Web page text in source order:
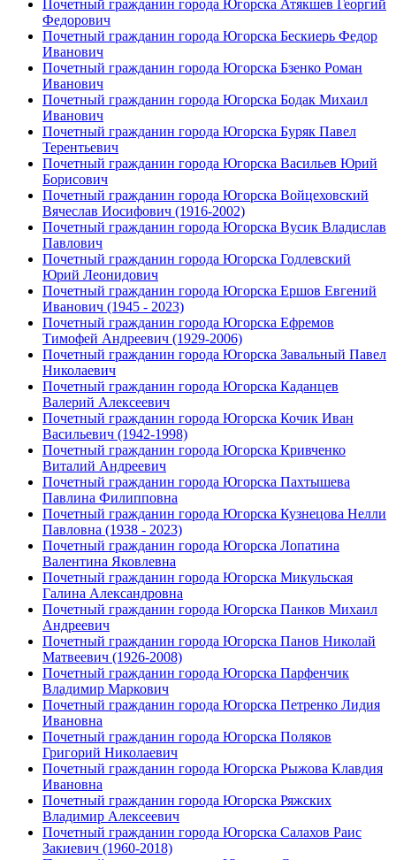
Почетный гражданин города Югорска Атякшев Георгий
Федорович
Почетный гражданин города Югорска Бескиерь Федор
Иванович
Почетный гражданин города Югорска Бзенко Роман
Иванович
Почетный гражданин города Югорска Бодак Михаил
Иванович
Почетный гражданин города Югорска Буряк Павел
Терентьевич
Почетный гражданин города Югорска Васильев Юрий
Борисович
Почетный гражданин города Югорска Войцеховский
Вячеслав Иосифович (1916-2002)
Почетный гражданин города Югорска Вусик Владислав
Павлович
Почетный гражданин города Югорска Годлевский
Юрий Леонидович
Почетный гражданин города Югорска Ершов Евгений
Иванович (1945 - 2023)
Почетный гражданин города Югорска Ефремов
Тимофей Андреевич (1929-2006)
Почетный гражданин города Югорска Завальный Павел
Николаевич
Почетный гражданин города Югорска Каданцев
Валерий Алексеевич
Почетный гражданин города Югорска Кочик Иван
Васильевич (1942-1998)
Почетный гражданин города Югорска Кривченко
Виталий Андреевич
Почетный гражданин города Югорска Пахтышева
Павлина Филипповна
Почетный гражданин города Югорска Кузнецова Нелли
Павловна (1938 - 2023)
Почетный гражданин города Югорска Лопатина
Валентина Яковлевна
Почетный гражданин города Югорска Микульская
Галина Александровна
Почетный гражданин города Югорска Панков Михаил
Андреевич
Почетный гражданин города Югорска Панов Николай
Матвеевич (1926-2008)
Почетный гражданин города Югорска Парфенчик
Владимир Маркович
Почетный гражданин города Югорска Петренко Лидия
Ивановна
Почетный гражданин города Югорска Поляков
Григорий Николаевич
Почетный гражданин города Югорска Рыжова Клавдия
Ивановна
Почетный гражданин города Югорска Ряжских
Владимир Алексеевич
Почетный гражданин города Югорска Салахов Раис
Закиевич (1960-2018)